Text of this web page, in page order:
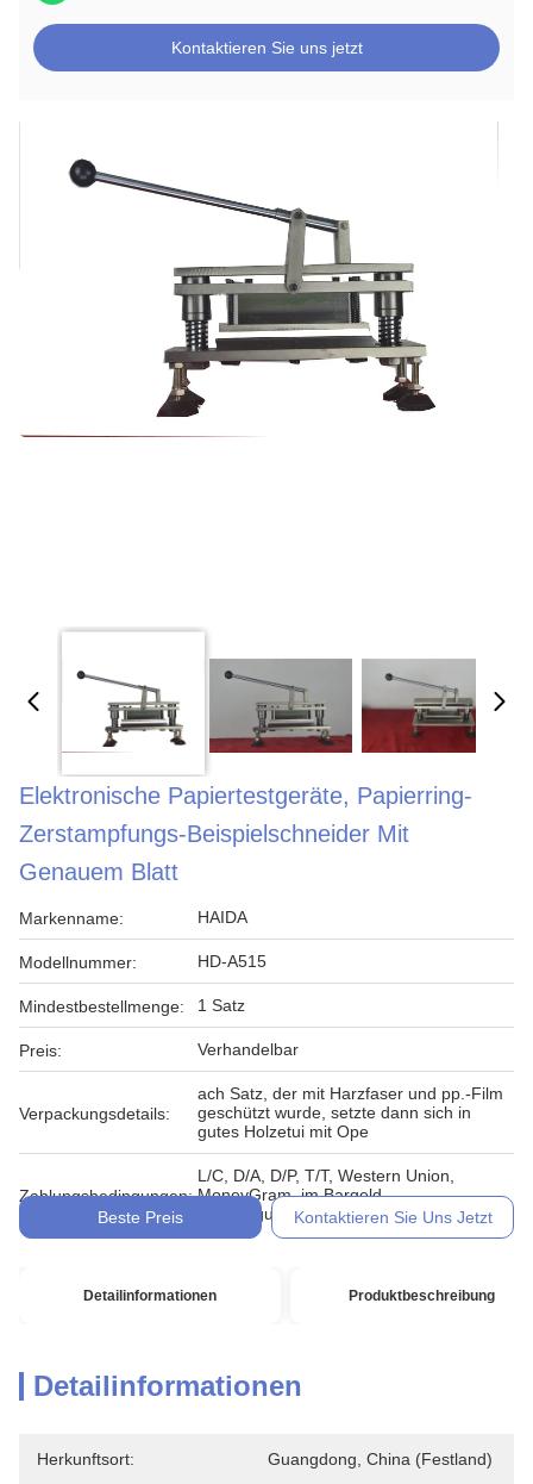
Kontaktieren Sie uns jetzt
Elektronische Papiertestgeräte, Papierring-
Zerstampfungs-Beispielschneider Mit
Genauem Blatt
Markenname: HAIDA
Modellnummer: HD-A515
Mindestbestellmenge: 1 Satz
Preis: Verhandelbar
Verpackungsdetails:
ach Satz, der mit Harzfaser und pp.-Film
geschützt wurde, setzte dann sich in
gutes Holzetui mit Ope
Zahlungsbedingungen:
L/C, D/A, D/P, T/T, Western Union,
MoneyGram, im Bargeld,
Übertragungsurkunde
Beste Preis Kontaktieren Sie Uns Jetzt
Detailinformationen Produktbeschreibung
Detailinformationen
Herkunftsort: Guangdong, China (Festland)